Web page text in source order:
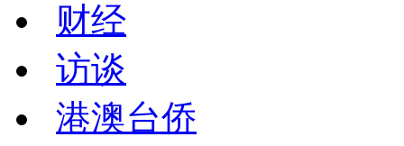
财经
访谈
港澳台侨